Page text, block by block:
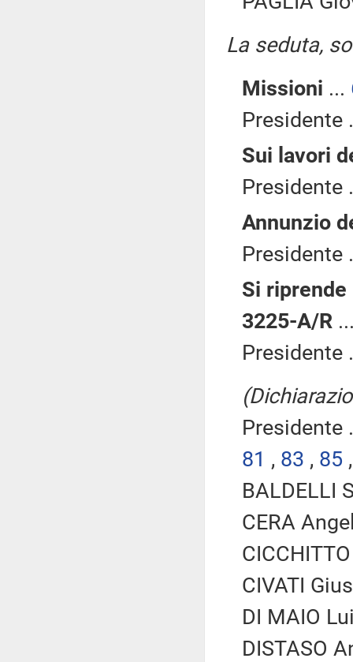
La seduta,
Missioni ...
Presidente
Sui lavori
Presidente
Annunzio
Presidente
Si
3225-A/R
Presidente
Presidente
81 , 83 , 85
BALDELLI
CERA
CIVATI
DI MAIO
DISTASO